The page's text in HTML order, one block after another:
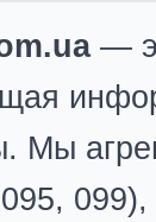
—
Мы
099),